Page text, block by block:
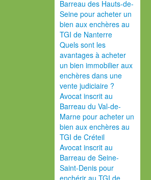
Barreau des Hauts-de-
Seine pour acheter un
bien aux enchères au
TGI de Nanterre
Quels sont les
avantages à acheter
un bien immobilier aux
enchères dans une
vente judiciaire ?
Avocat inscrit au
Barreau du Val-de-
Marne pour acheter un
bien aux enchères au
TGI de Créteil
Avocat inscrit au
Barreau de Seine-
Saint-Denis pour
enchérir au TGI de